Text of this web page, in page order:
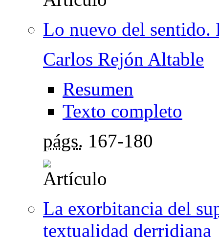
Lo nuevo del sentido.
Carlos Rejón Altable
Resumen
Texto completo
págs. 167-180
La exorbitancia del
textualidad derridiana